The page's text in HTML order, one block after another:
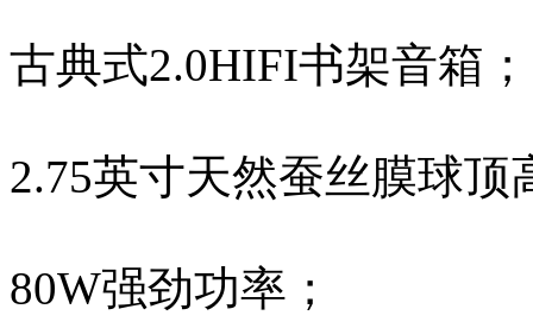
古典式2.0HIFI书架音箱；
2.75英寸天然蚕丝膜球顶
80W强劲功率；